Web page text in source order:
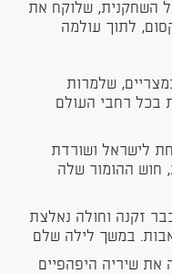
השחקנית, שלוקח את
לתוך עולמה
שלמרות
בכל רחבי העולם
לישראל ושורדת
חוש ההומור שלה
זקנה וחולה נאלצת
במשך לילה שלם
שיריה היפהפיים